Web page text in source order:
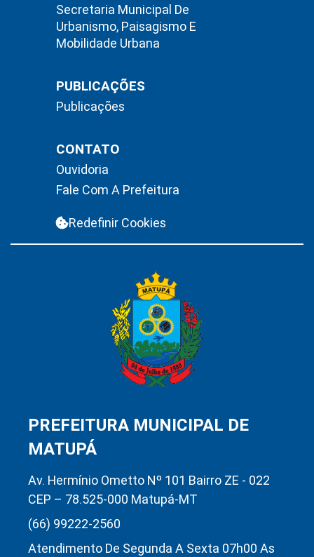
Secretaria Municipal De
Urbanismo, Paisagismo E
Mobilidade Urbana
PUBLICAÇÕES
Publicações
CONTATO
Ouvidoria
Fale Com A Prefeitura
Redefinir Cookies
PREFEITURA MUNICIPAL DE
MATUPÁ
Av. Hermínio Ometto Nº 101 Bairro ZE - 022
CEP – 78.525-000 Matupá-MT
(66) 99222-2560
Atendimento De Segunda A Sexta 07h00 As